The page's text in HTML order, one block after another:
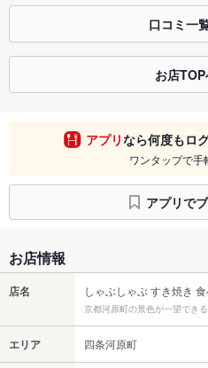
口コミ一
お店
アプリなら何度もロ
ワンタップで手
アプリで
お店情報
店名 しゃぶしゃぶ すき焼き
京都河原町の景色が一望でき
エリア 四条河原町